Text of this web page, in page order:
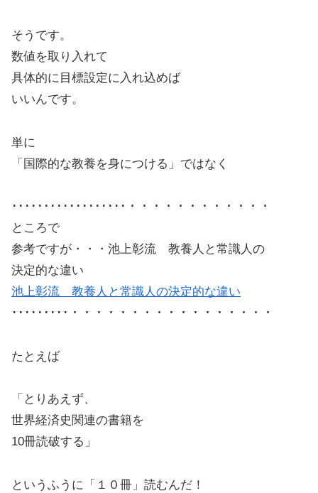
そうです。
数値を取り入れて
具体的に目標設定に入れ込めば
いいんです。
単に
「国際的な教養を身につける」ではなく
･･････････････････・・・・・・・・・・・・
ところで
参考ですが・・・池上彰流 教養人と常識人の
決定的な違い
池上彰流 教養人と常識人の決定的な違い
･････････・・・・・・・・・・・・・・・・・
たとえば
「とりあえず、
世界経済史関連の書籍を
10冊読破する」
というふうに「１０冊」読むんだ！